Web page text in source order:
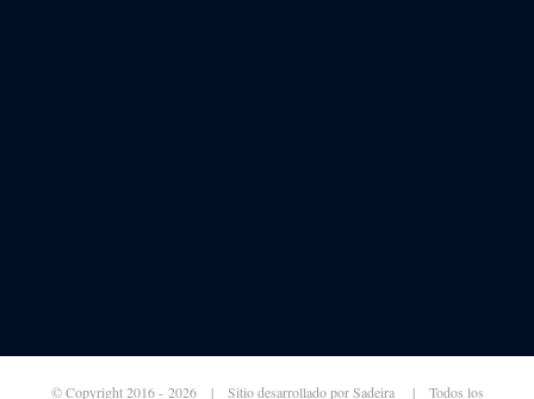
© Copyright 2016 - 2026 | Sitio desarrollado porSadeira | Todos los